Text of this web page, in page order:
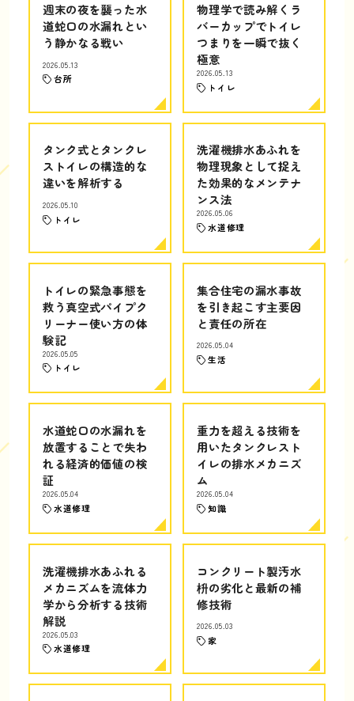
週末の夜を襲った水
道蛇口の水漏れとい
う静かなる戦い
2026.05.13
台所
物理学で読み解くラ
バーカップでトイレ
つまりを一瞬で抜く
極意
2026.05.13
トイレ
タンク式とタンクレ
ストイレの構造的な
違いを解析する
2026.05.10
トイレ
洗濯機排水あふれを
物理現象として捉え
た効果的なメンテナ
ンス法
2026.05.06
水道修理
トイレの緊急事態を
救う真空式パイプク
リーナー使い方の体
験記
2026.05.05
トイレ
集合住宅の漏水事故
を引き起こす主要因
と責任の所在
2026.05.04
生活
水道蛇口の水漏れを
放置することで失わ
れる経済的価値の検
証
2026.05.04
水道修理
重力を超える技術を
用いたタンクレスト
イレの排水メカニズ
ム
2026.05.04
知識
洗濯機排水あふれる
メカニズムを流体力
学から分析する技術
解説
2026.05.03
水道修理
コンクリート製汚水
枡の劣化と最新の補
修技術
2026.05.03
家